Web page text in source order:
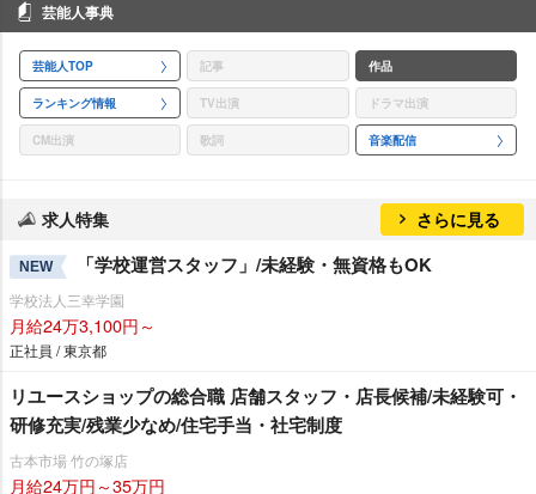
芸能人事典
芸能人TOP 記事 作品
ランキング情報 TV出演 ドラマ出演
CM出演 歌詞 音楽配信
求人特集 さらに見る
NEW 「学校運営スタッフ」/未経験・無資格もOK
学校法人三幸学園
月給24万3,100円～
正社員 / 東京都
リユースショップの総合職 店舗スタッフ・店長候補/未経験可・
研修充実/残業少なめ/住宅手当・社宅制度
古本市場 竹の塚店
月給24万円～35万円